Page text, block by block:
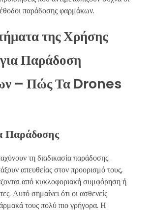
παράδοσης φαρμάκων.
της Χρήσης
Παράδοση
– Πώς Τα Drones
Παράδοσης
τη διαδικασία παράδοσης.
απευθείας στον προορισμό τους,
από κυκλοφοριακή συμφόρηση ή
Αυτό σημαίνει ότι οι ασθενείς
τους πολύ πιο γρήγορα. Η